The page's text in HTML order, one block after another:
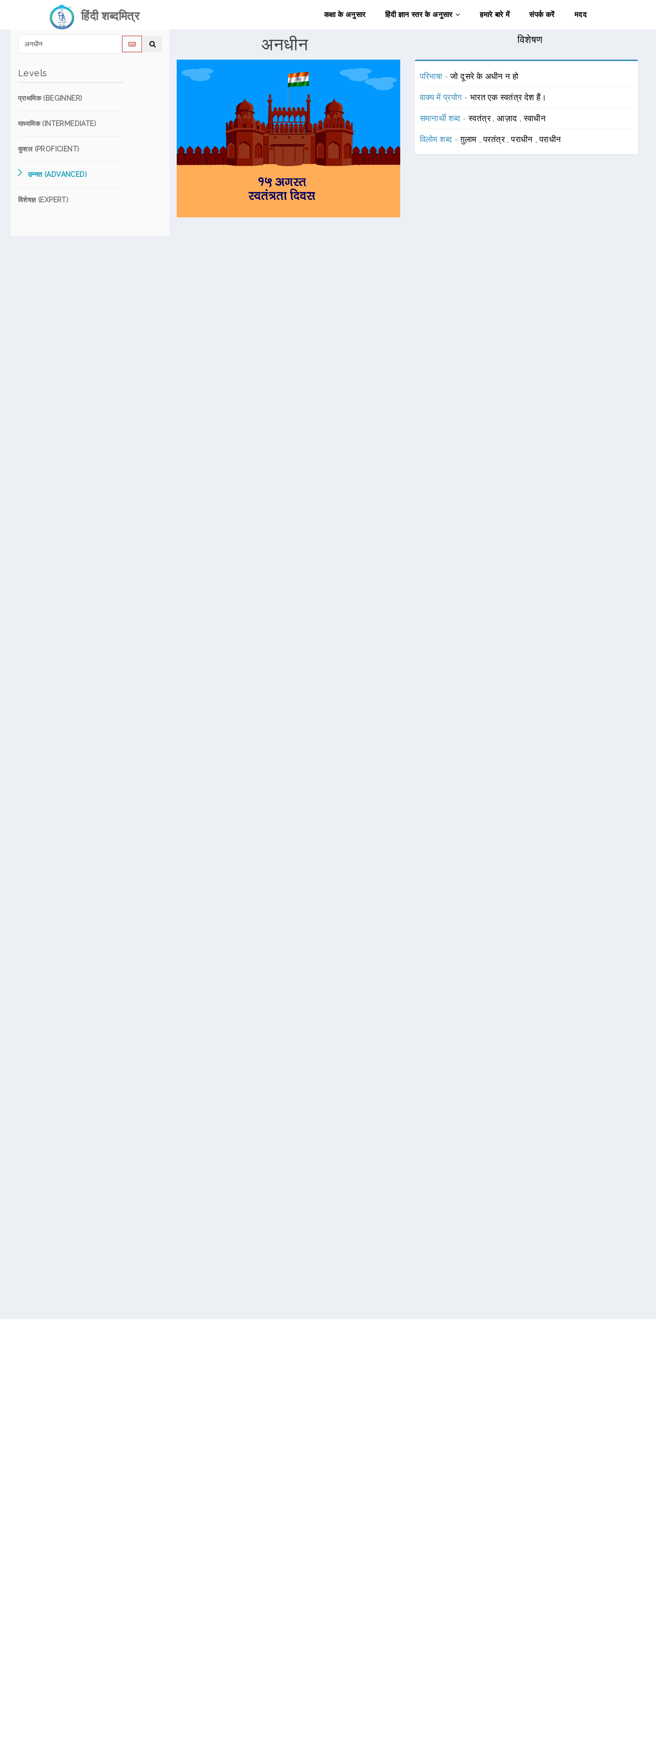
हिंदी शब्दमित्र कक्षा के अनुसार हिंदी ज्ञान स्तर के अनुसार हमारे बारे में संपर्क करें मदद
Levels
प्राथमिक (BEGINNER)
माध्यमिक (INTERMEDIATE)
कुशल (PROFICIENT)
उन्नत (ADVANCED)
विशेषज्ञ (EXPERT)
अनधीन विशेषण
परिभाषा -जो दूसरे के अधीन न हो
वाक्य में प्रयोग - भारत एक स्वतंत्र देश हैं।
समानार्थी शब्द -स्वतंत्र ,आज़ाद ,स्वाधीन
विलोम शब्द -ग़ुलाम ,परतंत्र ,पराधीन ,पराधीन